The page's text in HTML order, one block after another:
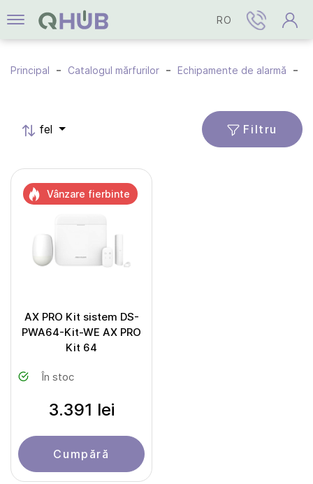
RO
Principal Catalogul mărfurilor Echipamente de alarmă
fel Filtru
AX PRO Kit sistem DS-
PWA64-Kit-WE AX PRO
Kit 64
În stoc
3.391 lei
Cumpără
Vânzare fierbinte